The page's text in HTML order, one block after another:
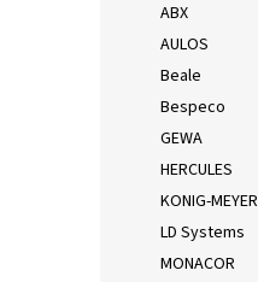
ABX
AULOS
Beale
Bespeco
GEWA
HERCULES
KONIG-MEYER
LD Systems
MONACOR